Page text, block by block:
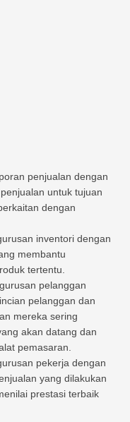
penjualan dengan
untuk tujuan
dengan
inventori dengan
membantu
tertentu.
pelanggan
pelanggan dan
mereka sering
akan datang dan
pemasaran.
pekerja dengan
yang dilakukan
prestasi terbaik